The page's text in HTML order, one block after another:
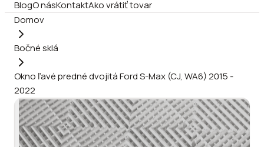
BlogO násKontaktAko vrátiť tovar
Domov
Bočné sklá
Okno ľavé predné dvojitá Ford S-Max (CJ, WA6) 2015 -
2022